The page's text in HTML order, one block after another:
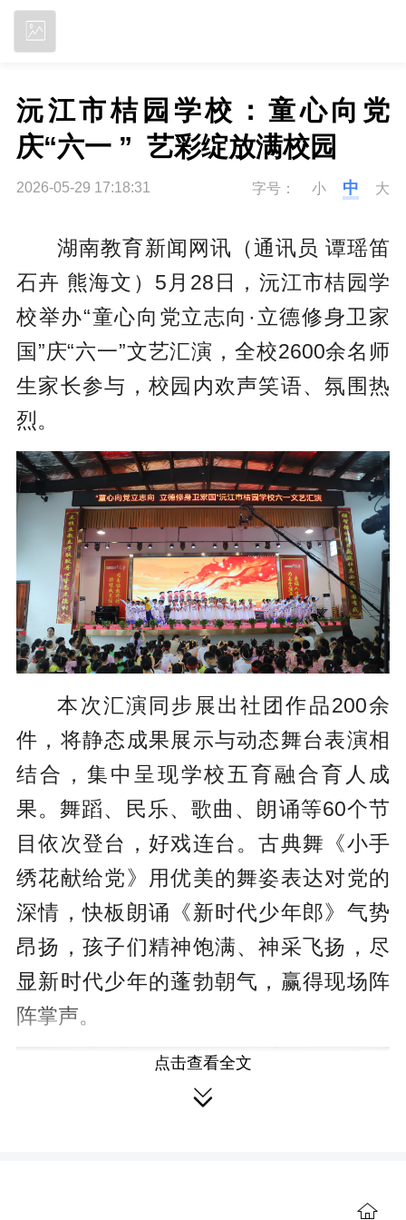
沅江市桔园学校：童心向党
庆“六一 ”  艺彩绽放满校园
2026-05-29 17:18:31 字号： 小 中 大
湖南教育新闻网讯（通讯员 谭瑶笛
石卉 熊海文）5月28日，沅江市桔园学
校举办“童心向党立志向·立德修身卫家
国”庆“六一”文艺汇演，全校2600余名师
生家长参与，校园内欢声笑语、氛围热
烈。
本次汇演同步展出社团作品200余
件，将静态成果展示与动态舞台表演相
结合，集中呈现学校五育融合育人成
果。舞蹈、民乐、歌曲、朗诵等60个节
目依次登台，好戏连台。古典舞《小手
绣花献给党》用优美的舞姿表达对党的
深情，快板朗诵《新时代少年郎》气势
昂扬，孩子们精神饱满、神采飞扬，尽
显新时代少年的蓬勃朝气，赢得现场阵
阵掌声。
点击查看全文
